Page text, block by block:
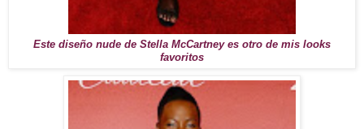
Este diseño nude de Stella McCartney es otro de mis looks
favoritos